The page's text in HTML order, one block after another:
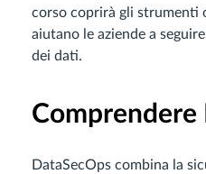
corso coprirà gli strumenti
aiutano le aziende a
dei dati.
Comprendere
DataSecOps combina la